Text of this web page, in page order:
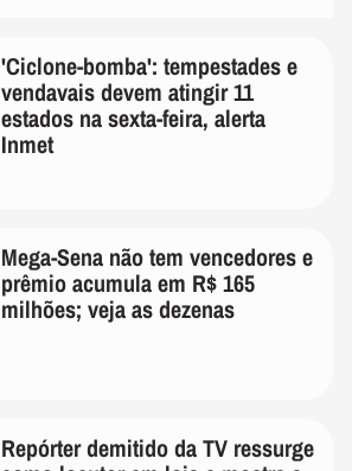
'Ciclone-bomba': tempestades e
vendavais devem atingir 11
estados na sexta-feira, alerta
Inmet
Mega-Sena não tem vencedores e
prêmio acumula em R$ 165
milhões; veja as dezenas
Repórter demitido da TV ressurge